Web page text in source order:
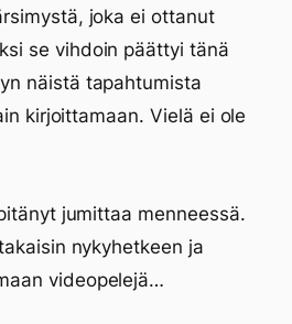
joka ei ottanut
se vihdoin päättyi tänä
näistä tapahtumista
kirjoittamaan. Vielä ei ole
jumittaa menneessä.
nykyhetkeen ja
videopelejä…